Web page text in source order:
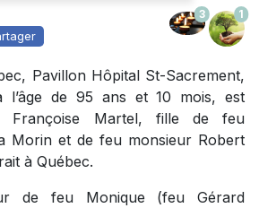
3 1
Pavillon Hôpital St-Sacrement,
l’âge de 95 ans et 10 mois, est
Françoise Martel, fille de feu
Morin et de feu monsieur Robert
à Québec.
de feu Monique (feu Gérard